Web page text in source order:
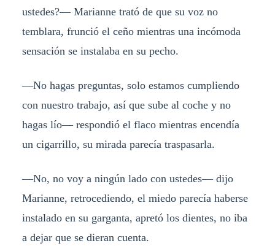
ustedes?— Marianne trató de que su voz no
temblara, frunció el ceño mientras una incómoda
sensación se instalaba en su pecho.
—No hagas preguntas, solo estamos cumpliendo
con nuestro trabajo, así que sube al coche y no
hagas lío— respondió el flaco mientras encendía
un cigarrillo, su mirada parecía traspasarla.
—No, no voy a ningún lado con ustedes— dijo
Marianne, retrocediendo, el miedo parecía haberse
instalado en su garganta, apretó los dientes, no iba
a dejar que se dieran cuenta.